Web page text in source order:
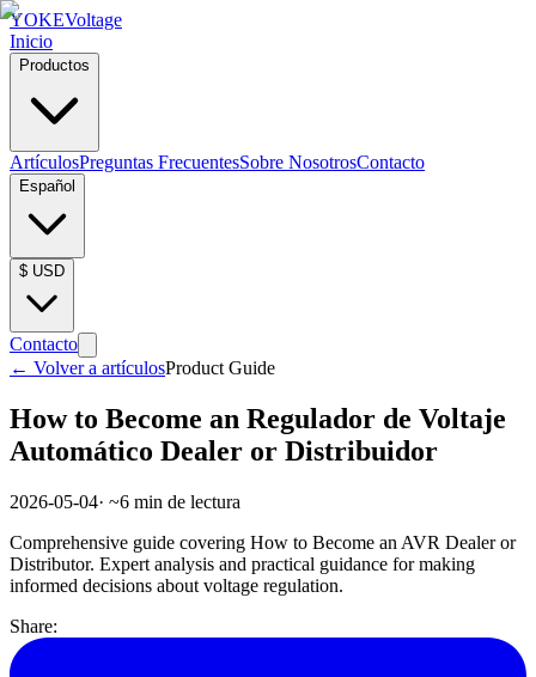
YOKEVoltage
Inicio
Productos
ArtículosPreguntas FrecuentesSobre NosotrosContacto
Español
$ USD
Contacto
← Volver a artículosProduct Guide
How to Become an Regulador de Voltaje
Automático Dealer or Distribuidor
2026-05-04· ~6 min de lectura
Comprehensive guide covering How to Become an AVR Dealer or
Distributor. Expert analysis and practical guidance for making
informed decisions about voltage regulation.
Share: